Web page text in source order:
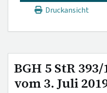
Druckansicht
BGH 5 StR
vom 3. Juli